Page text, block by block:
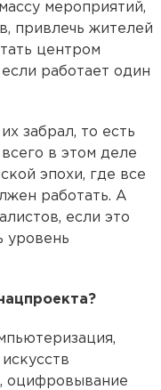
мероприятий,
привлечь жителей
центром
работает один
забрал, то есть
в этом деле
эпохи, где все
работать. А
если это
уровень
оцифровывание